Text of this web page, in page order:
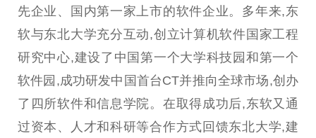
先企业、国内第一家上市的软件企业。多年来,东
软与东北大学充分互动,创立计算机软件国家工程
研究中心,建设了 中国第一个大学科技园和第一个
软件园,成功研发中国首台CT并推向全球市场,创办
了四所软件和信息学院。在取得成功后,东软又通
过资本、人才和科研等合作方式回馈东北大学,建